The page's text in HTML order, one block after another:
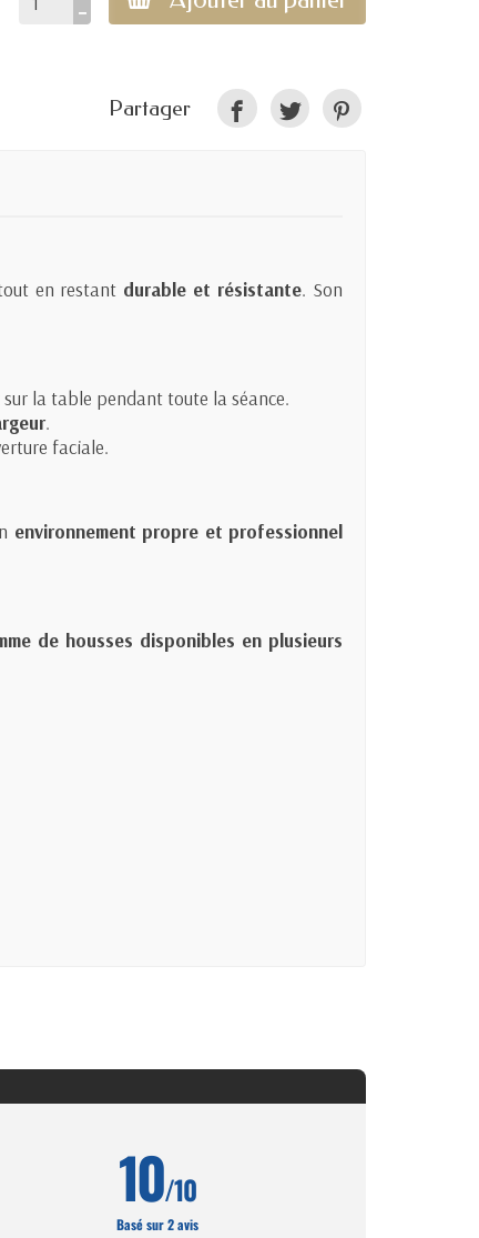
Partager
en restant durable et résistante. Son
la table pendant toute la séance.
.
faciale.
environnement propre et professionnel
de housses disponibles en plusieurs
10/10
Basé sur 2 avis